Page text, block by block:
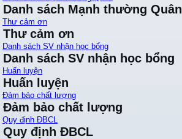
Danh sách Mạnh thường Quân
Thư cảm ơn
Thư cảm ơn
Danh sách SV nhận học bổng
Danh sách SV nhận học bổng
Huấn luyện
Huấn luyện
Đảm bảo chất lượng
Đảm bảo chất lượng
Quy định ĐBCL
Quy định ĐBCL